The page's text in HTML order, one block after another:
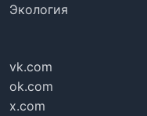
Экология
vk.com
ok.com
x.com